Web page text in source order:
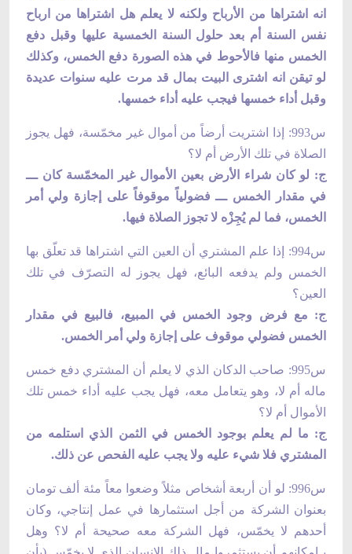
انه اشتراها من الأرباح ولكنه لا يعلم هل اشتراها من ارباح
نفس السنة أم بعد حلول السنة الخمسية عليها وقبل دفع
الخمس منها فالأحوط في هذه الصورة دفع الخمس، وكذلك
لو تيقن انه اشترى البيت بمال قد مرت عليه سنوات عديدة
وقبل أداء خمسها فيجب عليه أداء خمسها.
س993: إذا اشتريت أرضاً من أموال غير مخمّسة، فهل يجوز
الصلاة في تلك الأرض أم لا؟
ج: لو كان شراء الأرض بعين الأموال غير المخمّسة كان ـــ
في مقدار الخمس ـــ فضولياً موقوفاً على إجازة ولي أمر
الخمس، فما لم يُجِزْه لا تجوز الصلاة فيها.
س994: إذا علم المشتري أن العين التي اشتراها قد تعلّق بها
الخمس ولم يدفعه البائع، فهل يجوز له التصرّف في تلك
العين؟
ج: مع فرض وجود الخمس في المبيع، فالبيع في مقدار
الخمس فضولي موقوف على إجازة ولي أمر الخمس.
س995: صاحب الدكان الذي لا يعلم أن المشتري دفع خمس
ماله أم لا، وهو يتعامل معه، فهل يجب عليه أداء خمس تلك
الأموال أم لا؟
ج: ما لم يعلم بوجود الخمس في الثمن الذي استلمه من
المشتري فلا شيء عليه ولا يجب عليه الفحص عن ذلك.
س996: لو أن أربعة أشخاص مثلاً وضعوا معاً مئة ألف تومان
بعنوان الشركة من أجل استثمارها في عمل إنتاجي، وكان
أحدهم لا يخمّس، فهل الشركة معه صحيحة أم لا؟ وهل